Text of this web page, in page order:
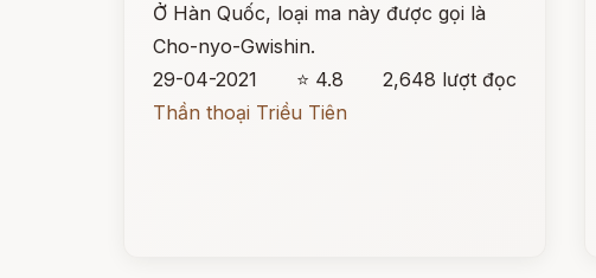
Ở Hàn Quốc, loại ma này được gọi là
Cho-nyo-Gwishin.
29-04-2021
⭐ 4.8
2,648 lượt đọc
Thần thoại Triều Tiên